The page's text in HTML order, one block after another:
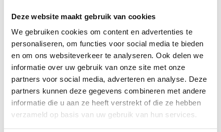
Deze website maakt gebruik van cookies
We gebruiken cookies om content en advertenties te
personaliseren, om functies voor social media te bieden
en om ons websiteverkeer te analyseren. Ook delen we
informatie over uw gebruik van onze site met onze
partners voor social media, adverteren en analyse. Deze
partners kunnen deze gegevens combineren met andere
informatie die u aan ze heeft verstrekt of die ze hebben
verzameld op basis van uw gebruik van hun services.
SKU DBBUPI43
EAN 8719715002033
Merk A Little Lovely Company
Toon meer
Delen